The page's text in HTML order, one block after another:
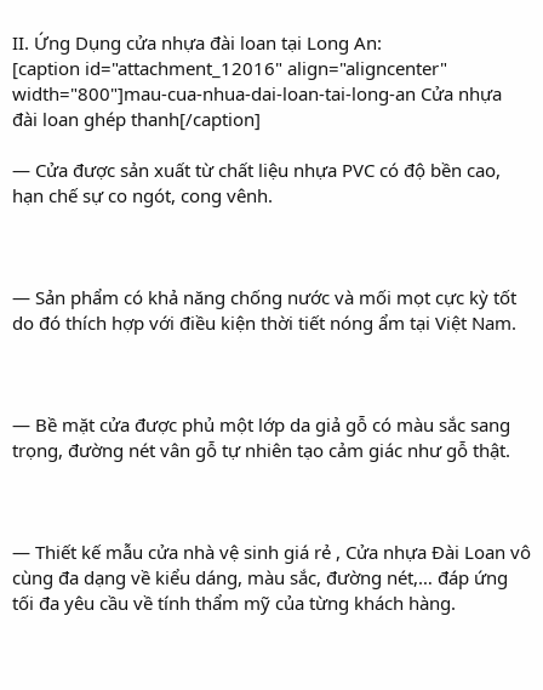
II. Ứng Dụng cửa nhựa đài loan tại Long An:
[caption id="attachment_12016" align="aligncenter"
width="800"]mau-cua-nhua-dai-loan-tai-long-an Cửa nhựa
đài loan ghép thanh[/caption]
— Cửa được sản xuất từ chất liệu nhựa PVC có độ bền cao,
hạn chế sự co ngót, cong vênh.
— Sản phẩm có khả năng chống nước và mối mọt cực kỳ tốt
do đó thích hợp với điều kiện thời tiết nóng ẩm tại Việt Nam.
— Bề mặt cửa được phủ một lớp da giả gỗ có màu sắc sang
trọng, đường nét vân gỗ tự nhiên tạo cảm giác như gỗ thật.
— Thiết kế mẫu cửa nhà vệ sinh giá rẻ , Cửa nhựa Đài Loan vô
cùng đa dạng về kiểu dáng, màu sắc, đường nét,… đáp ứng
tối đa yêu cầu về tính thẩm mỹ của từng khách hàng.